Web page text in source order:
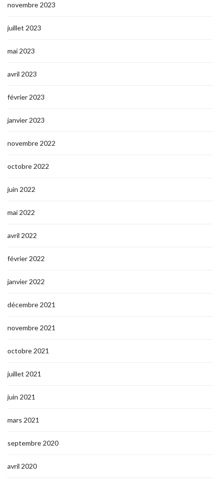
novembre 2023
juillet 2023
mai 2023
avril 2023
février 2023
janvier 2023
novembre 2022
octobre 2022
juin 2022
mai 2022
avril 2022
février 2022
janvier 2022
décembre 2021
novembre 2021
octobre 2021
juillet 2021
juin 2021
mars 2021
septembre 2020
avril 2020